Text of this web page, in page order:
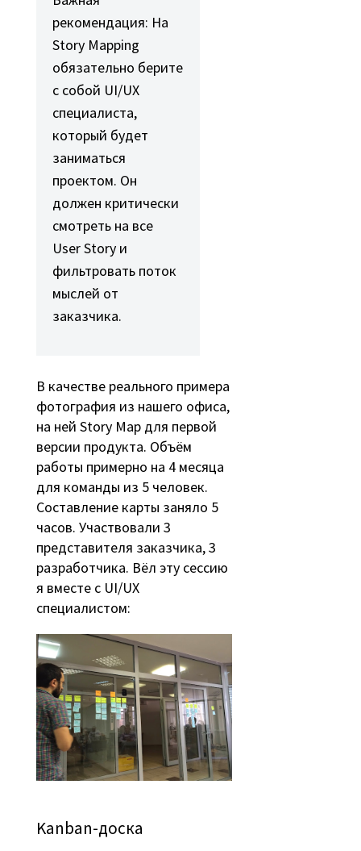
рекомендация: На
Story Mapping
обязательно берите
с собой UI/UX
специалиста,
который будет
заниматься
проектом. Он
должен критически
смотреть на все
User Story и
фильтровать поток
мыслей от
заказчика.
В качестве реального примера
фотография из нашего офиса,
на ней Story Map для первой
версии продукта. Объём
работы примерно на 4 месяца
для команды из 5 человек.
Составление карты заняло 5
часов. Участвовали 3
представителя заказчика, 3
разработчика. Вёл эту сессию
я вместе с UI/UX
специалистом:
Kanban-доска